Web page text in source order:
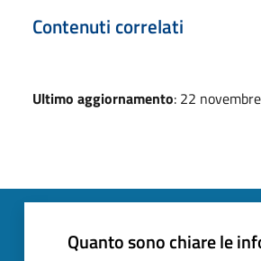
Contenuti correlati
Ultimo aggiornamento: 22
Quanto sono chiare le